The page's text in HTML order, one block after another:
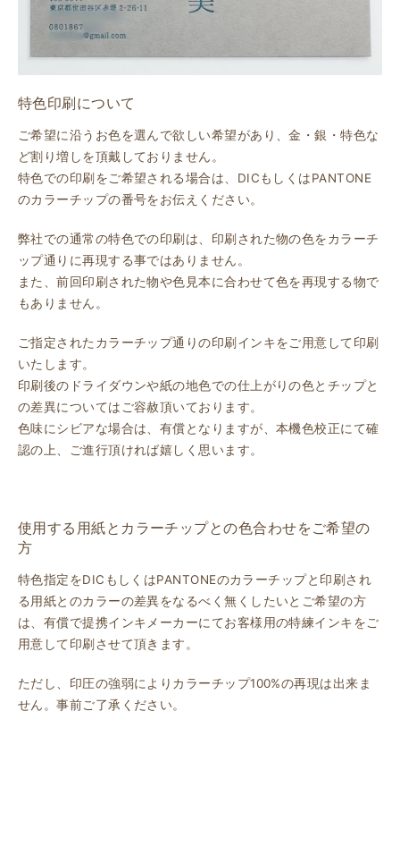
特色印刷について
ご希望に沿うお色を選んで欲しい希望があり、金・銀・特色な
ど割り増しを頂戴しておりません。
特色での印刷をご希望される場合は、DICもしくはPANTONE
のカラーチップの番号をお伝えください。
弊社での通常の特色での印刷は、印刷された物の色をカラーチ
ップ通りに再現する事ではありません。
また、前回印刷された物や色見本に合わせて色を再現する物で
もありません。
ご指定されたカラーチップ通りの印刷インキをご用意して印刷
いたします。
印刷後のドライダウンや紙の地色での仕上がりの色とチップと
の差異についてはご容赦頂いております。
色味にシビアな場合は、有償となりますが、本機色校正にて確
認の上、ご進行頂ければ嬉しく思います。
使用する用紙とカラーチップとの色合わせをご希望の
方
特色指定をDICもしくはPANTONEのカラーチップと印刷され
る用紙とのカラーの差異をなるべく無くしたいとご希望の方
は、有償で提携インキメーカーにてお客様用の特練インキをご
用意して印刷させて頂きます。
ただし、印圧の強弱によりカラーチップ100%の再現は出来ま
せん。事前ご了承ください。